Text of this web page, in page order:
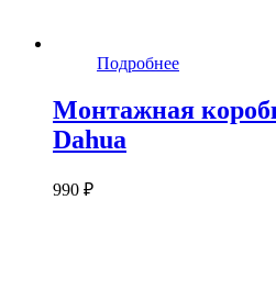
Подробнее
Монтажная
Dahua
990 ₽